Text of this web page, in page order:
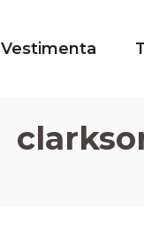
Vestimenta